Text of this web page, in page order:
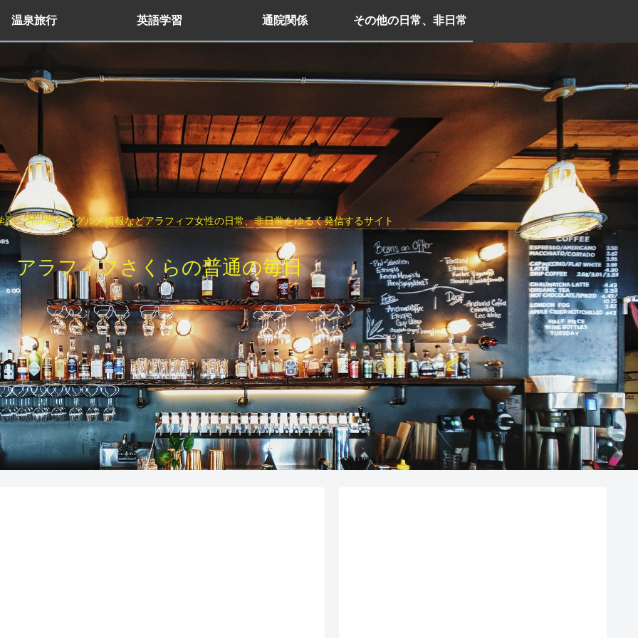
習、横浜周辺のグルメ情報などアラフィフ女性の日常、非日常をゆるく発信するサイト
アラフィフさくらの普通の毎日
温泉旅行 英語学習 通院関係 その他の日常、非日常